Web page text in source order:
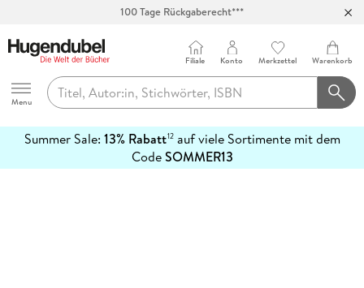
100 Tage Rückgaberecht***
Hugendubel
Menu
Filiale Konto Merkzettel Warenkorb
Summer Sale: 13% Rabatt12auf viele Sortimente mit dem
CodeSOMMER13
erfahren